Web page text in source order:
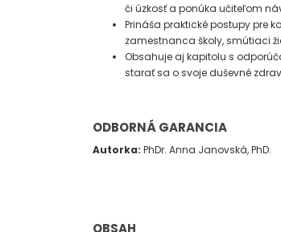
či úzkosť a ponúka učiteľom
Prináša praktické postupy pre
zamestnanca školy, smútiaci
Obsahuje aj kapitolu s
starať sa o svoje duševné
ODBORNÁ GARANCIA
Autorka: PhDr. Anna Janovská, PhD.
OBSAH